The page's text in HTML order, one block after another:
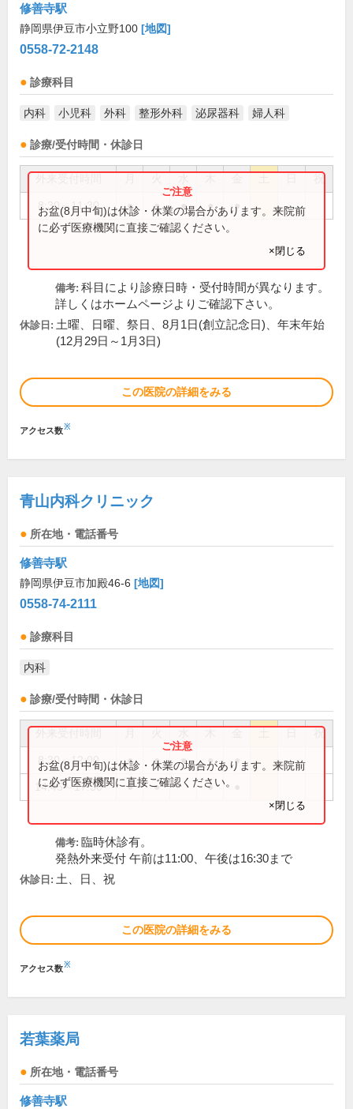
修善寺駅
静岡県伊豆市小立野100 [地図]
0558-72-2148
診療科目
内科 小児科 外科 整形外科 泌尿器科 婦人科
診療/受付時間・休診日
祝
8:30～11:30 ● ● ● ● ●
お盆(8月中旬)は休診・休業の場合があります。来院前
に必ず医療機関に直接ご確認ください。
×閉じる
備考: 科目により診療日時・受付時間が異なります。
詳しくはホームページよりご確認下さい。
休診日: 土曜、日曜、祭日、8月1日(創立記念日)、年末年始
(12月29日～1月3日)
この医院の詳細をみる
アクセス数※
青山内科クリニック
所在地・電話番号
修善寺駅
静岡県伊豆市加殿46-6 [地図]
0558-74-2111
診療科目
内科
診療/受付時間・休診日
祝
8:30～12:00 ● ● ● ● ●
14:45～17:30 ● ● ●
お盆(8月中旬)は休診・休業の場合があります。来院前
に必ず医療機関に直接ご確認ください。
×閉じる
備考: 臨時休診有。
発熱外来受付 午前は11:00、午後は16:30まで
休診日: 土、日、祝
この医院の詳細をみる
アクセス数※
若葉薬局
所在地・電話番号
修善寺駅